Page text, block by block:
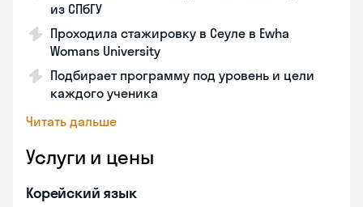
из СПбГУ
Проходила стажировку в Сеуле в Ewha
Womans University
Подбирает программу под уровень и цели
каждого ученика
Читать дальше
Услуги и цены
Корейский язык